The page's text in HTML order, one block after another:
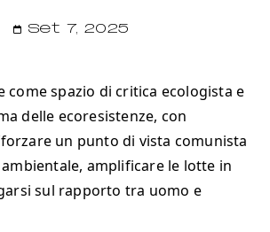
Set 7, 2025
come spazio di critica ecologista e
delle ecoresistenze, con
un punto di vista comunista
amplificare le lotte in
sul rapporto tra uomo e